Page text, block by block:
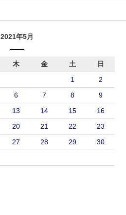
2021年5月
木 金 土
日
1
2
6 7 8
9
13 14 15
16
20 21 22
23
27 28 29
30